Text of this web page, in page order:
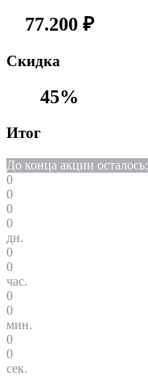
77.200₽
Cкидка
45%
Итог
До конца акции осталось:
0
0
0
0
дн.
0
0
час.
0
0
мин.
0
0
сек.